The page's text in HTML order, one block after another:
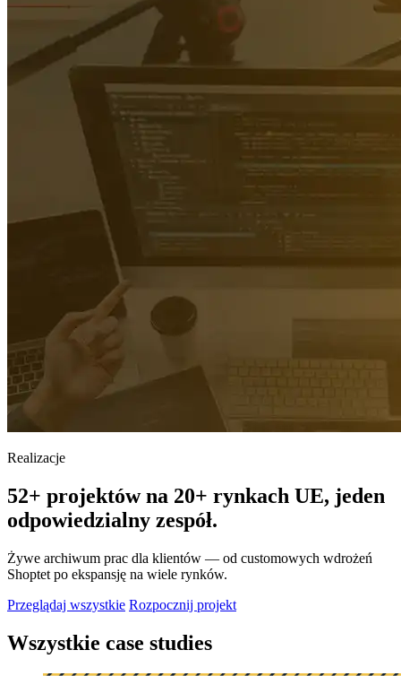
Realizacje
52+ projektów na 20+ rynkach UE, jeden
odpowiedzialny zespół.
Żywe archiwum prac dla klientów — od customowych wdrożeń
Shoptet po ekspansję na wiele rynków.
Przeglądaj wszystkie Rozpocznij projekt
Wszystkie case studies